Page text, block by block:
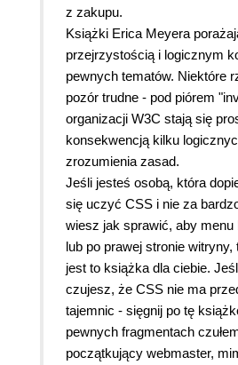
z zakupu.
Książki Erica Meyera
przejrzystością i logicznym
pewnych tematów. Niektóre
pozór trudne - pod piórem
organizacji W3C stają się
konsekwencją kilku
zrozumienia zasad.
Jeśli jesteś osobą, która
się uczyć CSS i nie za
wiesz jak sprawić, aby menu
lub po prawej stronie witryny,
jest to książka dla ciebie.
czujesz, że CSS nie ma
tajemnic - sięgnij po tę
pewnych fragmentach
początkujący webmaster,